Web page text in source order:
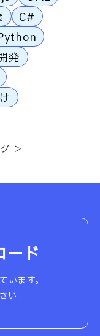
C#
発
ード
います。
い。